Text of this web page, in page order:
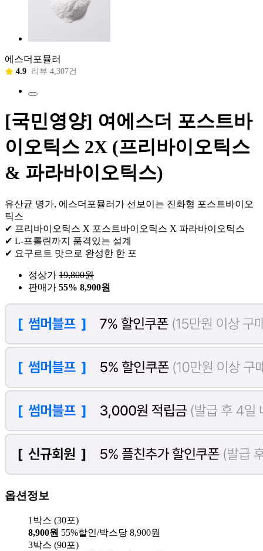
에스더포뮬러
4.9 리뷰 4,307건
[국민영양] 여에스더 포스트바
이오틱스 2X (프리바이오틱스
& 파라바이오틱스)
유산균 명가, 에스더포뮬러가 선보이는 진화형 포스트바이오
틱스
✔ 프리바이오틱스 X 포스트바이오틱스 X 파라바이오틱스
✔ L-프롤린까지 품격있는 설계
✔ 요구르트 맛으로 완성한 한 포
정상가 19,800원
판매가 55% 8,900원
옵션정보
1박스 (30포)
8,900원 55%할인/박스당 8,900원
3박스 (90포)